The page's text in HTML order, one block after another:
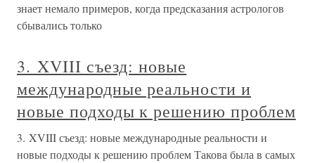
знает немало примеров, когда предсказания астрологов
сбывались только
3. XVIII съезд: новые
международные реальности и
новые подходы к решению проблем
3. XVIII съезд: новые международные реальности и
новые подходы к решению проблем Такова была в самых